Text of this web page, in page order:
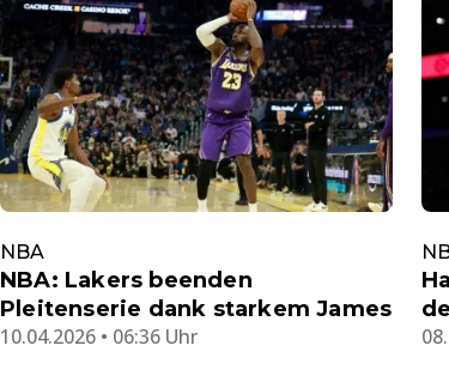
NBA
NBA: Lakers beenden
Pleitenserie dank starkem James
10.04.2026 • 06:36 Uhr